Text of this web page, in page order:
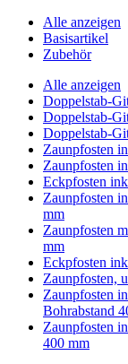
Alle anzeigen
Basisartikel
Zubehör
Alle anzeigen
Doppelstab-
Doppelstab-
Doppelstab-
Zaunpfosten
Zaunpfosten
Eckpfosten
Zaunpfosten
mm
Zaunpfosten
mm
Eckpfosten
Zaunpfosten,
Zaunpfosten
Bohrabstand
Zaunpfosten
400 mm